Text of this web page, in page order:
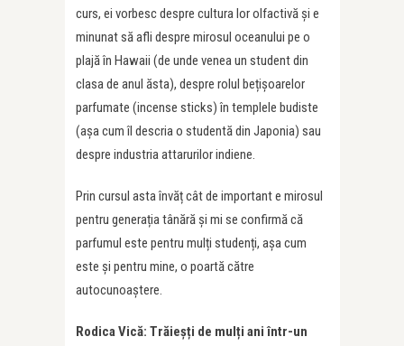
curs, ei vorbesc despre cultura lor olfactivă și e
minunat să afli despre mirosul oceanului pe o
plajă în Hawaii (de unde venea un student din
clasa de anul ăsta), despre rolul bețișoarelor
parfumate (incense sticks) în templele budiste
(așa cum îl descria o studentă din Japonia) sau
despre industria attarurilor indiene.
Prin cursul asta învăț cât de important e mirosul
pentru generația tânără și mi se confirmă că
parfumul este pentru mulți studenți, așa cum
este și pentru mine, o poartă către
autocunoaștere.
Rodica Vică: Trăieșți de mulți ani într-un